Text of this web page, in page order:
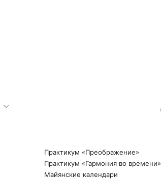
Практикум «Преображение»
Практикум «Гармония во времени»
Майянские календари